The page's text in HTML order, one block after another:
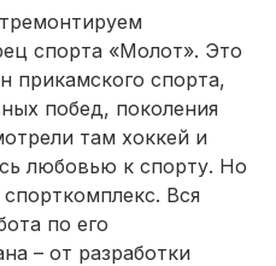
спорта «Молот». Это
прикамского спорта,
побед, поколения
там хоккей и
любовью к спорту. Но
Вся
по его
– от разработки